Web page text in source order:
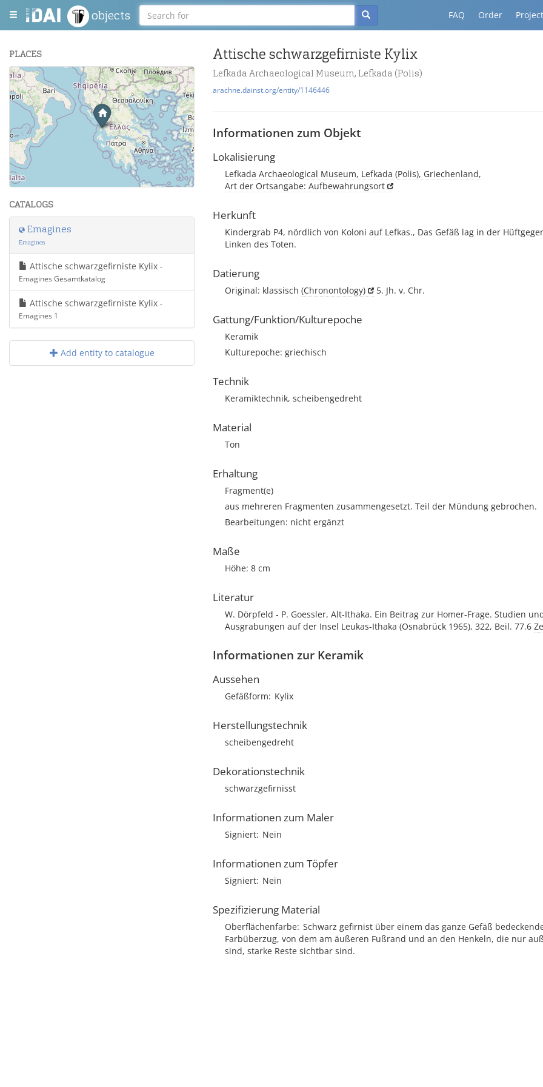
objects FAQ Order
PLACES
+
−
| Maps and Data ©OpenStreetMap.
CATALOGS
Emagines
Emagines
Attische schwarzgefirniste Kylix -
Emagines Gesamtkatalog
Attische schwarzgefirniste Kylix -
Emagines 1
Add entity to catalogue
Attische schwarzgefirniste Kylix
Lefkada Archaeological Museum, Lefkada (Polis)
arachne.dainst.org/entity/1146446
Informationen zum Objekt
Lokalisierung
Lefkada Archaeological Museum, Lefkada (Polis), Griechenland,
Art der Ortsangabe: Aufbewahrungsort
Herkunft
Kindergrab P4, nördlich von Koloni auf Lefkas., Das Gefäß lag in der
Linken des Toten.
Datierung
Original: klassisch (Chronontology) 5. Jh. v. Chr.
Gattung/Funktion/Kulturepoche
Keramik
Kulturepoche: griechisch
Technik
Keramiktechnik, scheibengedreht
Material
Ton
Erhaltung
Fragment(e)
aus mehreren Fragmenten zusammengesetzt. Teil der Mündung gebrochen.
Bearbeitungen: nicht ergänzt
Maße
Höhe: 8 cm
Literatur
W. Dörpfeld - P. Goessler, Alt-Ithaka. Ein Beitrag zur Homer-Frage. Studien
Ausgrabungen auf der Insel Leukas-Ithaka (Osnabrück 1965), 322, Beil. 77.6
Informationen zur Keramik
Aussehen
Gefäßform Kylix
Herstellungstechnik
scheibengedreht
Dekorationstechnik
schwarzgefirnisst
Informationen zum Maler
Signiert Nein
Informationen zum Töpfer
Signiert Nein
Spezifizierung Material
Oberflächenfarbe Schwarz gefirnist über einem das ganze Gefäß
Farbüberzug, von dem am äußeren Fußrand und an den Henkeln, die nur
sind, starke Reste sichtbar sind.